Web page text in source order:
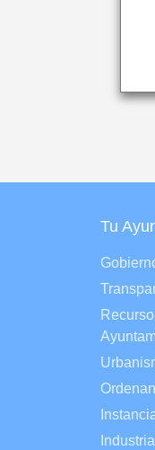
Tu
Industria